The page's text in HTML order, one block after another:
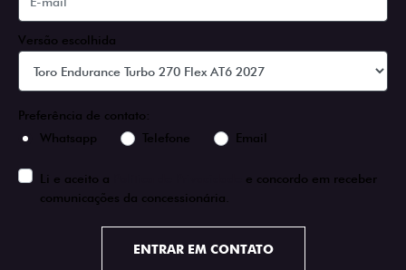
Versão escolhida
Preferência de contato:
Whatsapp
Telefone Email
Li e aceito a
e concordo em receber
comunicações da concessionária.
ENTRAR EM CONTATO